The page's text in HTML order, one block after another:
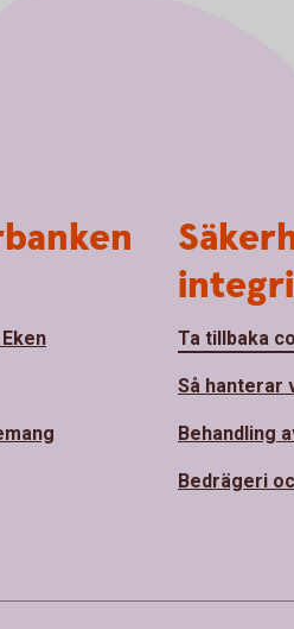
Ta tillbaka
Så hanterar
Behandling
Bedrägeri